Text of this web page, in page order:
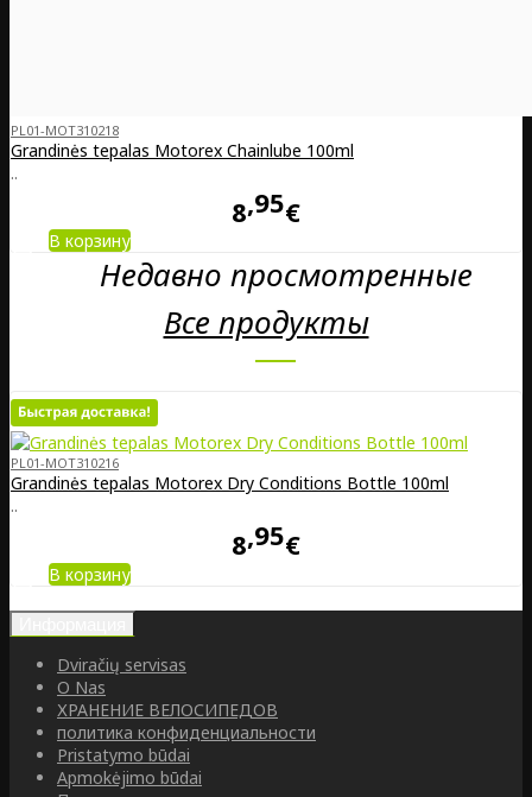
PL01-MOT310218
Grandinės tepalas Motorex Chainlube 100ml
..
8 95€
В корзину
Недавно просмотренные
Все продукты
PL01-MOT310216
Grandinės tepalas Motorex Dry Conditions Bottle 100ml
..
8 95€
В корзину
Dviračių servisas
O Nas
ХРАНЕНИЕ ВЕЛОСИПЕДОВ
политика конфиденциальности
Pristatymo būdai
Apmokėjimo būdai